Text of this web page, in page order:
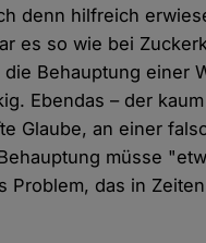
denn hilfreich
es so wie bei
Behauptung einer
Ebendas – der
Glaube, an einer
müsse
Problem, das in